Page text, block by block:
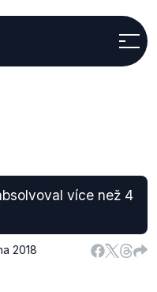
více než 4
2018